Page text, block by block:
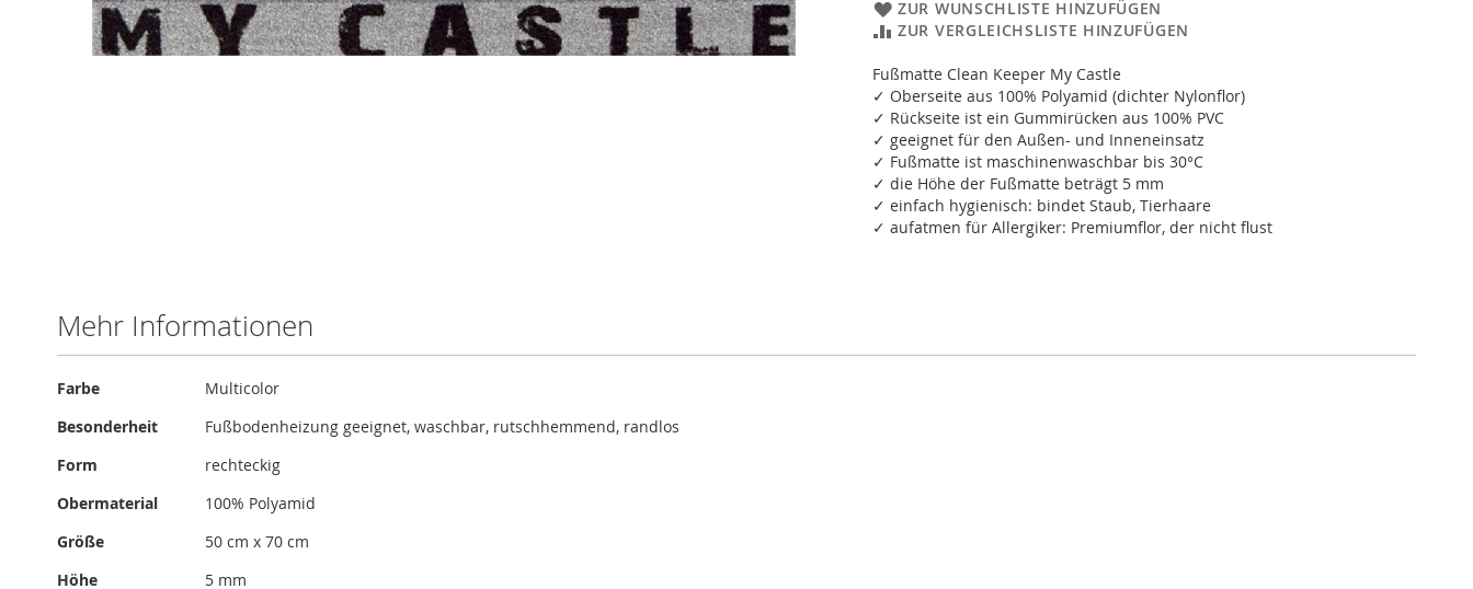
ZUR WUNSCHLISTE HINZUFÜGEN
ZUR VERGLEICHSLISTE HINZUFÜGEN
Fußmatte Clean Keeper My Castle
✓ Oberseite aus 100% Polyamid (dichter Nylonflor)
✓ Rückseite ist ein Gummirücken aus 100% PVC
✓ geeignet für den Außen- und Inneneinsatz
✓ Fußmatte ist maschinenwaschbar bis 30°C
✓ die Höhe der Fußmatte beträgt 5 mm
✓ einfach hygienisch: bindet Staub, Tierhaare
✓ aufatmen für Allergiker: Premiumflor, der nicht flust
springen
Mehr Informationen
Mehr
Farbe
Multicolor
Besonderheit
Fußbodenheizung geeignet, waschbar, rutschhemmend, randlos
Form
rechteckig
Obermaterial
100% Polyamid
Größe
50 cm x 70 cm
Höhe
5 mm